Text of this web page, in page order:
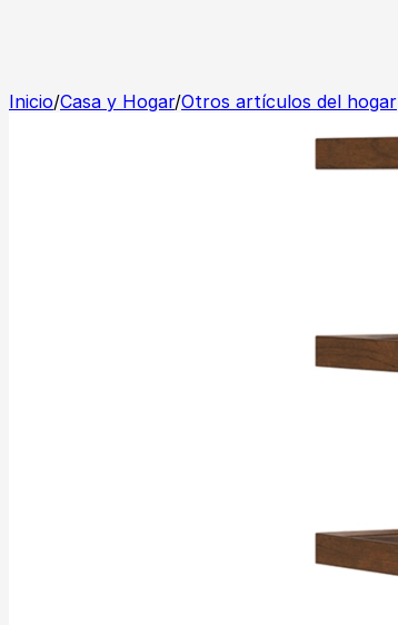
Inicio/Casa y Hogar/Otros artículos del hogar